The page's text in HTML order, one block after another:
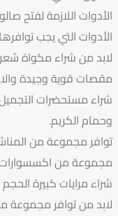
الأدوات اللازمة لفتح
الأدوات التي يجب
لابد من شراء مكواة
مقصات قوية وجيدة
شراء مستحضرات
وحمام الكريم.
توافر مجموعة من
مجموعة من اكسسوارات
شراء مرايات كبيرة
لابد من توافر مجموعة